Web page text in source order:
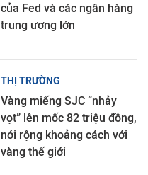
của Fed và các ngân hàng
trung ương lớn
THỊ TRƯỜNG
Vàng miếng SJC “nhảy
vọt” lên mốc 82 triệu đồng,
nới rộng khoảng cách với
vàng thế giới